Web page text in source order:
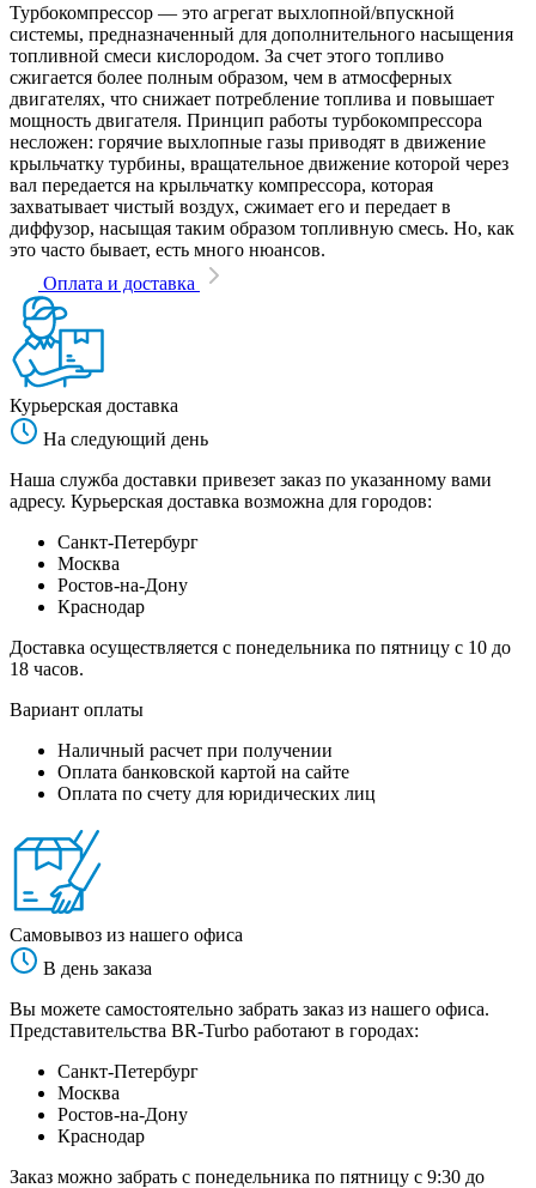
Турбокомпрессор — это агрегат выхлопной/впускной
системы, предназначенный для дополнительного насыщения
топливной смеси кислородом. За счет этого топливо
сжигается более полным образом, чем в атмосферных
двигателях, что снижает потребление топлива и повышает
мощность двигателя. Принцип работы турбокомпрессора
несложен: горячие выхлопные газы приводят в движение
крыльчатку турбины, вращательное движение которой через
вал передается на крыльчатку компрессора, которая
захватывает чистый воздух, сжимает его и передает в
диффузор, насыщая таким образом топливную смесь. Но, как
это часто бывает, есть много нюансов.
Оплата и доставка
Курьерская доставка
На следующий день
Наша служба доставки привезет заказ по указанному вами
адресу. Курьерская доставка возможна для городов:
Санкт-Петербург
Москва
Ростов-на-Дону
Краснодар
Доставка осуществляется с понедельника по пятницу с 10 до
18 часов.
Вариант оплаты
Наличный расчет при получении
Оплата банковской картой на сайте
Оплата по счету для юридических лиц
Самовывоз из нашего офиса
В день заказа
Вы можете самостоятельно забрать заказ из нашего офиса.
Представительства BR-Turbo работают в городах:
Санкт-Петербург
Москва
Ростов-на-Дону
Краснодар
Заказ можно забрать с понедельника по пятницу с 9:30 до